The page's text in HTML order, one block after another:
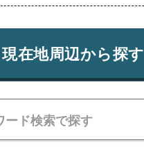
現在地周辺から探す